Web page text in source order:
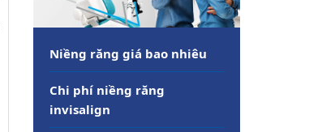
Niềng răng giá bao nhiêu
Chi phí niềng răng
invisalign